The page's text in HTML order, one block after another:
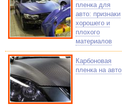
пленка для
авто: признаки
хорошего и
плохого
материалов
Карбоновая
пленка на авто